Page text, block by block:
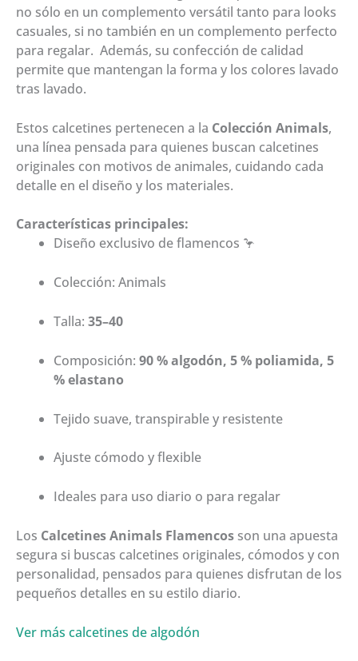
no sólo en un complemento versátil tanto para looks
casuales, si no también en un complemento perfecto
para regalar. Además, su confección de calidad
permite que mantengan la forma y los colores lavado
tras lavado.
Estos calcetines pertenecen a la Colección Animals,
una línea pensada para quienes buscan calcetines
originales con motivos de animales, cuidando cada
detalle en el diseño y los materiales.
Características principales:
Diseño exclusivo de flamencos 🦩
Colección: Animals
Talla: 35–40
Composición: 90 % algodón, 5 % poliamida, 5
% elastano
Tejido suave, transpirable y resistente
Ajuste cómodo y flexible
Ideales para uso diario o para regalar
Los Calcetines Animals Flamencosson una apuesta
segura si buscas calcetines originales, cómodos y con
personalidad, pensados para quienes disfrutan de los
pequeños detalles en su estilo diario.
Ver más calcetines de algodón